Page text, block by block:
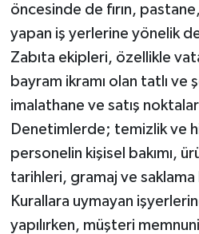
öncesinde de fırın, pastane,
yapan iş yerlerine yönelik
Zabıta ekipleri, özellikle
bayram ikramı olan tatlı ve
imalathane ve satış
Denetimlerde; temizlik ve
personelin kişisel bakımı,
tarihleri, gramaj ve saklama
Kurallara uymayan
yapılırken, müşteri